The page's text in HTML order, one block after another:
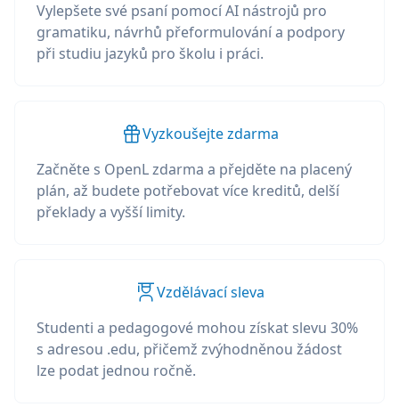
Vylepšete své psaní pomocí AI nástrojů pro
gramatiku, návrhů přeformulování a podpory
při studiu jazyků pro školu i práci.
Vyzkoušejte zdarma
Začněte s OpenL zdarma a přejděte na placený
plán, až budete potřebovat více kreditů, delší
překlady a vyšší limity.
Vzdělávací sleva
Studenti a pedagogové mohou získat slevu 30%
s adresou .edu, přičemž zvýhodněnou žádost
lze podat jednou ročně.